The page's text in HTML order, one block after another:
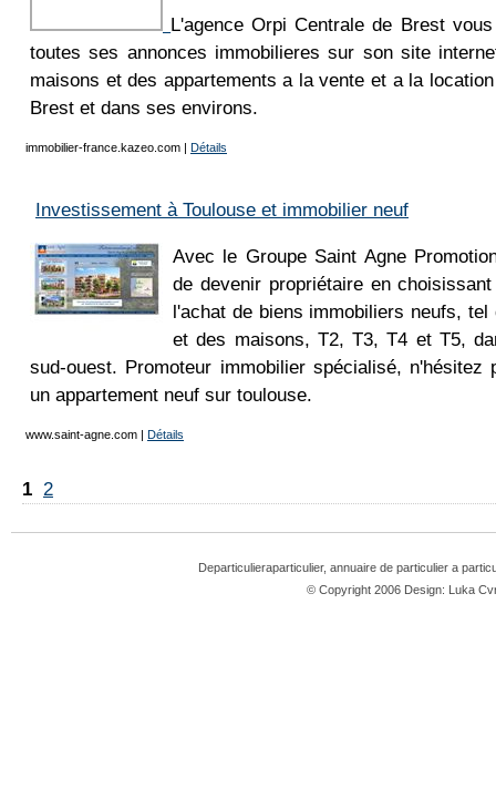
L'agence Orpi Centrale de Brest
toutes ses annonces immobilieres sur son site
maisons et des appartements a la vente et a la
Brest et dans ses environs.
immobilier-france.kazeo.com | Détails
Investissement à Toulouse et immobilier neuf
Avec le Groupe Saint Agne
de devenir propriétaire en
l'achat de biens immobiliers neufs, tel
et des maisons, T2, T3, T4 et T5,
sud-ouest. Promoteur immobilier spécialisé,
un appartement neuf sur toulouse.
www.saint-agne.com | Détails
1 2
Departiculieraparticulier, annuaire de particulier a
© Copyright 2006 Design: Luka